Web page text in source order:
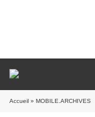
Accueil » MOBILE.ARCHIVES